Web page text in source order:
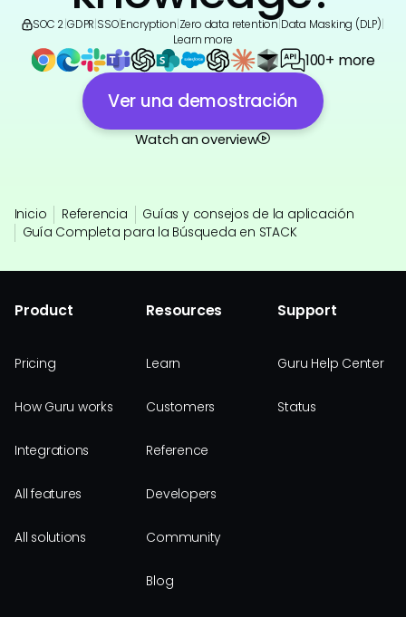
SOC 2 GDPR SSO|Encryption Zero data retention Data Masking (DLP)
Learn more
100+ more
Ver una demostración
Watch an overview
Inicio Referencia
Guías y consejos de la aplicación
Guía Completa para la Búsqueda en STACK
Product
Pricing
How Guru works
Integrations
All features
All solutions
Resources
Learn
Customers
Reference
Developers
Community
Blog
Support
Guru Help Center
Status